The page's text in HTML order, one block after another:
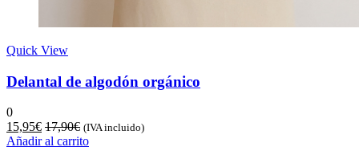
Quick View
Delantal de algodón orgánico
0
15,95€ 17,90€ (IVA incluido)
Añadir al carrito